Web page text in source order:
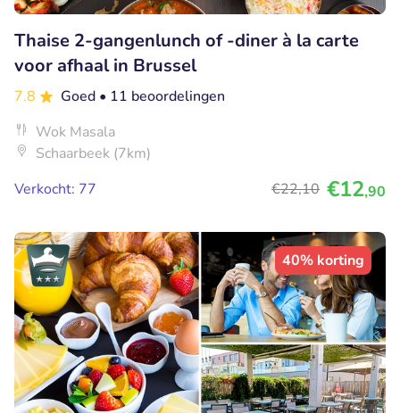
Thaise 2-gangenlunch of -diner à la carte
voor afhaal in Brussel
7.8 Goed • 11 beoordelingen
Wok Masala
Schaarbeek (7km)
Verkocht: 77
€22,10 €12,90
40% korting